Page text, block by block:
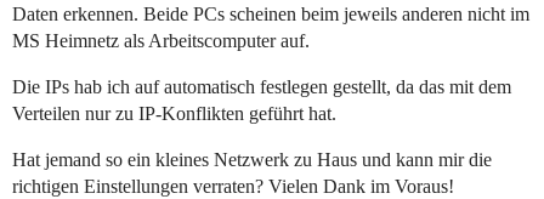
Daten erkennen. Beide PCs scheinen beim jeweils anderen nicht im
MS Heimnetz als Arbeitscomputer auf.
Die IPs hab ich auf automatisch festlegen gestellt, da das mit dem
Verteilen nur zu IP-Konflikten geführt hat.
Hat jemand so ein kleines Netzwerk zu Haus und kann mir die
richtigen Einstellungen verraten? Vielen Dank im Voraus!